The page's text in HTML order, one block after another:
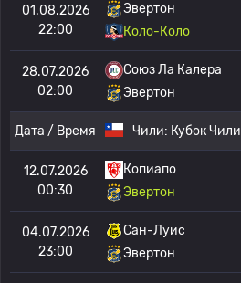
01.08.2026
22:00
Эвертон
Коло-Коло
28.07.2026
02:00
Союз Ла Калера
Эвертон
Дата / Время Чили: Кубок Чили
12.07.2026
00:30
Копиапо
Эвертон
04.07.2026
23:00
Сан-Луис
Эвертон